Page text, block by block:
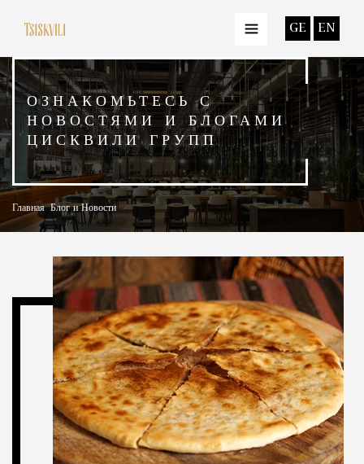
GE EN
ОЗНАКОМЬТЕСЬ С
НОВОСТЯМИ И БЛОГАМИ
ЦИСКВИЛИ ГРУПП
Главная Блог и Новости